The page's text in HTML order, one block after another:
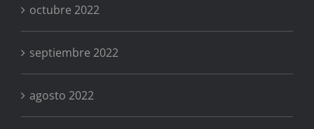
octubre 2022
septiembre 2022
agosto 2022